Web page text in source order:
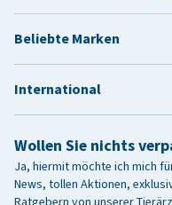
Wollen Sie nichts
Ja, hiermit möchte ich mich
News, tollen Aktionen,
Beliebte Marken
International